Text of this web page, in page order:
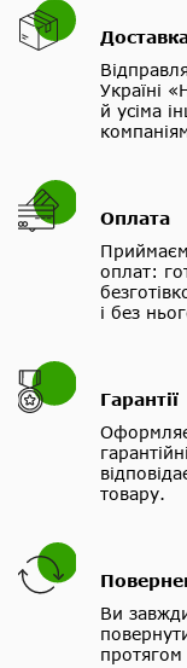
Україні
й усіма
Оплата
оплат:
і без
Гарантії
товару.
Ви
протягом